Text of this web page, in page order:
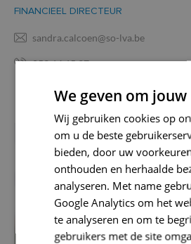
FINANCIEEL DIRECTEUR
sandra.calcoen@so-lva.be
053 64 65 37
0479 52 33 60
We geven om
Wij gebruiken cookies op
om u de beste
bieden, door uw
onthouden en herhaalde
analyseren. Met name
Google Analytics om het
te analyseren en om te
gebruikers met de site